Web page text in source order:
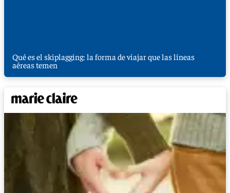
Qué es el skiplagging: la forma de viajar que las líneas
aéreas temen